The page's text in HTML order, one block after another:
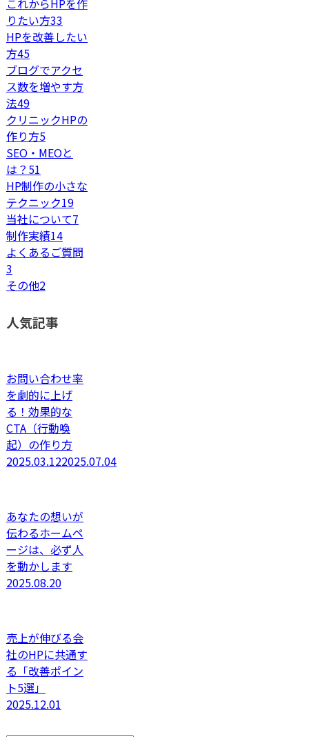
りたい方33
HPを改善したい
方45
ブログでアクセ
ス数を増やす方
法49
クリニックHPの
作り方5
SEO・MEOと
は？ 51
HP制作の小さな
テクニック19
当社について7
制作実績14
よくあるご質問
3
その他2
人気記事
お問い合わせ率
を劇的に上げ
る！効果的な
CTA（行動喚
起）の作り方
2025.03.122025.07.04
あなたの想いが
伝わるホームペ
ージは、必ず人
を動かします
2025.08.20
売上が伸びる会
社のHPに共通す
る「改善ポイン
ト5選」
2025.12.01